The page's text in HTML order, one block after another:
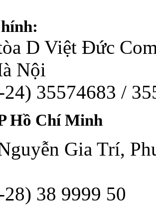
D Việt Đức
Nội
35574683 /
Hồ Chí Minh
Gia Trí,
38 9999 50